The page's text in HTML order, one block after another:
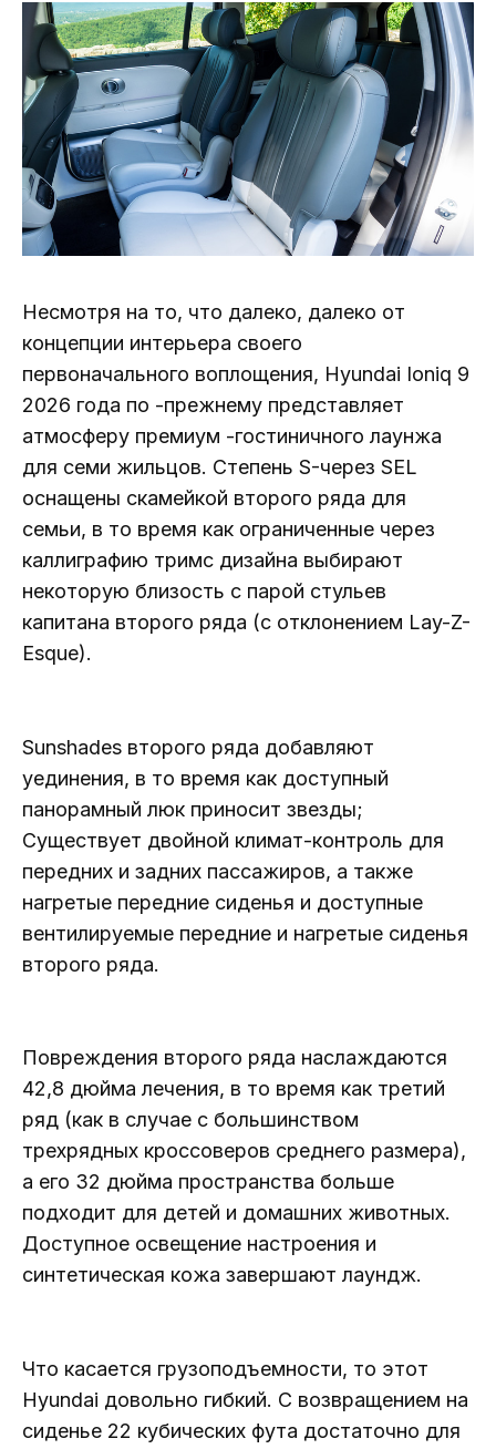
Несмотря на то, что далеко, далеко от
концепции интерьера своего
первоначального воплощения, Hyundai Ioniq 9
2026 года по -прежнему представляет
атмосферу премиум -гостиничного лаунжа
для семи жильцов. Степень S-через SEL
оснащены скамейкой второго ряда для
семьи, в то время как ограниченные через
каллиграфию тримс дизайна выбирают
некоторую близость с парой стульев
капитана второго ряда (с отклонением Lay-Z-
Esque).
Sunshades второго ряда добавляют
уединения, в то время как доступный
панорамный люк приносит звезды;
Существует двойной климат-контроль для
передних и задних пассажиров, а также
нагретые передние сиденья и доступные
вентилируемые передние и нагретые сиденья
второго ряда.
Повреждения второго ряда наслаждаются
42,8 дюйма лечения, в то время как третий
ряд (как в случае с большинством
трехрядных кроссоверов среднего размера),
а его 32 дюйма пространства больше
подходит для детей и домашних животных.
Доступное освещение настроения и
синтетическая кожа завершают лаундж.
Что касается грузоподъемности, то этот
Hyundai довольно гибкий. С возвращением на
сиденье 22 кубических фута достаточно для